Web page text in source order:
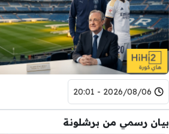
2026/08/06 - 20:01
بيان رسمي من برشلونة